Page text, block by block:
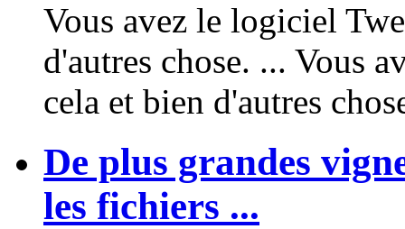
Vous avez le logiciel
d'autres chose. ... Vous
cela et bien d'autres
De plus grandes
les fichiers ...